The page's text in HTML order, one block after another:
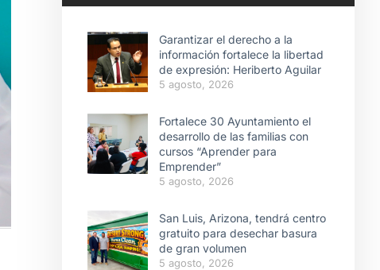
Garantizar el derecho a la
información fortalece la libertad
de expresión: Heriberto Aguilar
5 agosto, 2026
Fortalece 30 Ayuntamiento el
desarrollo de las familias con
cursos “Aprender para
Emprender”
5 agosto, 2026
San Luis, Arizona, tendrá centro
gratuito para desechar basura
de gran volumen
5 agosto, 2026